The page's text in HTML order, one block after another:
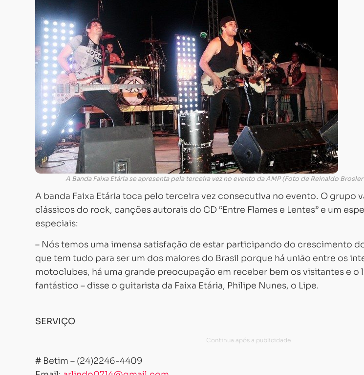
A Banda Faixa Etária se apresenta pela terceira vez no evento da AMP (Foto de Reinaldo
A banda Faixa Etária toca pelo terceira vez consecutiva no evento. O grupo
clássicos do rock, canções autorais do CD “Entre Flames e Lentes” e um
especiais:
– Nós temos uma imensa satisfação de estar participando do crescimento
que tem tudo para ser um dos maiores do Brasil porque há união entre os
motoclubes, há uma grande preocupação em receber bem os visitantes e o
fantástico – disse o guitarista da Faixa Etária, Philipe Nunes, o Lipe.
SERVIÇO
# Betim – (24)2246-4409